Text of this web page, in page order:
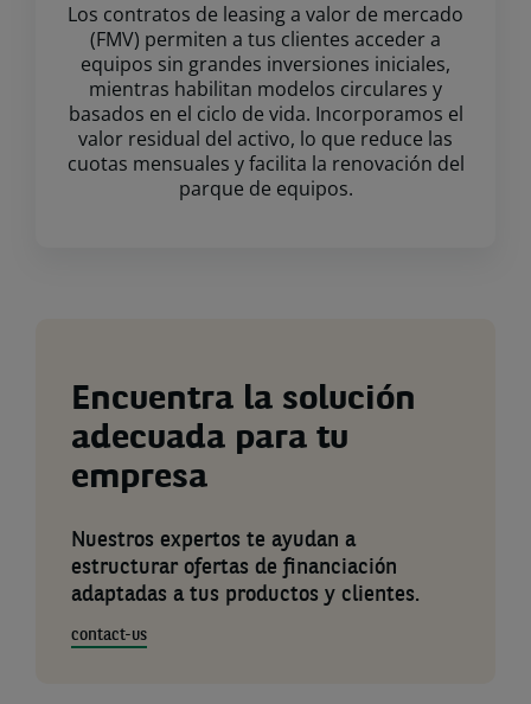
Los contratos de leasing a valor de mercado
(FMV) permiten a tus clientes acceder a
equipos sin grandes inversiones iniciales,
mientras habilitan modelos circulares y
basados en el ciclo de vida. Incorporamos el
valor residual del activo, lo que reduce las
cuotas mensuales y facilita la renovación del
parque de equipos.
Encuentra la solución
adecuada para tu
empresa
Nuestros expertos te ayudan a
estructurar ofertas de financiación
adaptadas a tus productos y clientes.
contact-us